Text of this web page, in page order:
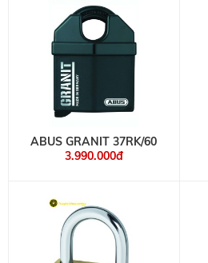
ABUS GRANIT 37RK/60
3.990.000đ